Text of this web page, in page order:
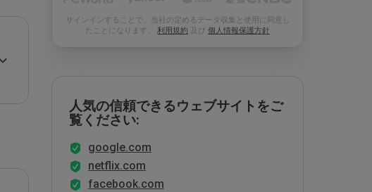
サインインすることで、当社の定めるデータ収集と使用に同意し
たことになります。 利用規約 及び 個人情報保護方針
人気の信頼できるウェブサイトをご
覧ください:
google.com
netflix.com
facebook.com